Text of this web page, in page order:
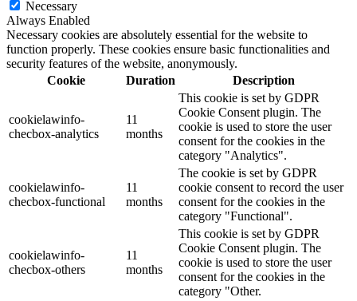
Necessary
Always Enabled
Necessary cookies are absolutely essential for the website to
function properly. These cookies ensure basic functionalities and
security features of the website, anonymously.
Cookie
Duration Description
cookielawinfo-
checbox-analytics
11
months
This cookie is set by GDPR
Cookie Consent plugin. The
cookie is used to store the user
consent for the cookies in the
category "Analytics".
cookielawinfo-
checbox-functional
11
months
The cookie is set by GDPR
cookie consent to record the user
consent for the cookies in the
category "Functional".
cookielawinfo-
checbox-others
11
months
This cookie is set by GDPR
Cookie Consent plugin. The
cookie is used to store the user
consent for the cookies in the
category "Other.